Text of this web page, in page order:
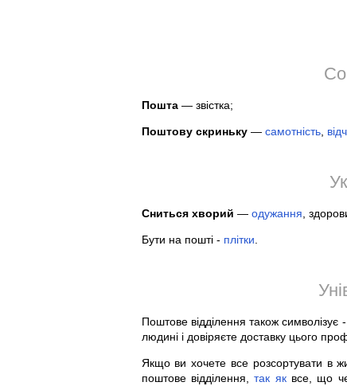
Пошта— звістка;
Поштову скриньку— самотність,
Сниться хворий — одужання ,
Бути на пошті - плітки
Поштове відділення також символізує
людині і довіряєте доставку цього
Якщо ви хочете все розсортувати в
поштове відділення,так яквсе, що